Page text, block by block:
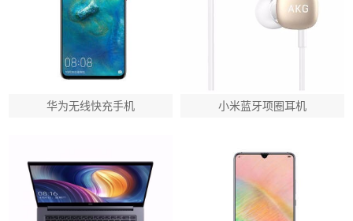
华为无线快充手机 小米蓝牙项圈耳机